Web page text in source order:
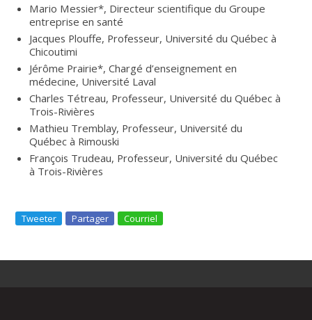
Mario Messier*, Directeur scientifique du Groupe
entreprise en santé
Jacques Plouffe, Professeur, Université du Québec à
Chicoutimi
Jérôme Prairie*, Chargé d’enseignement en
médecine, Université Laval
Charles Tétreau, Professeur, Université du Québec à
Trois-Rivières
Mathieu Tremblay, Professeur, Université du
Québec à Rimouski
François Trudeau, Professeur, Université du Québec
à Trois-Rivières
Tweeter Partager Courriel